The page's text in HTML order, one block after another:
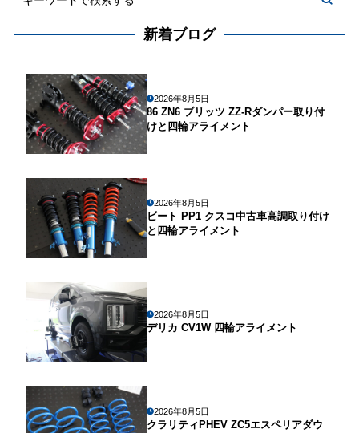
新着ブログ
2026年8月5日
86 ZN6 ブリッツ ZZ-Rダンパー取り付
けと四輪アライメント
2026年8月5日
ビート PP1 クスコ中古車高調取り付け
と四輪アライメント
2026年8月5日
デリカ CV1W 四輪アライメント
2026年8月5日
クラリティPHEV ZC5エスペリアダウ